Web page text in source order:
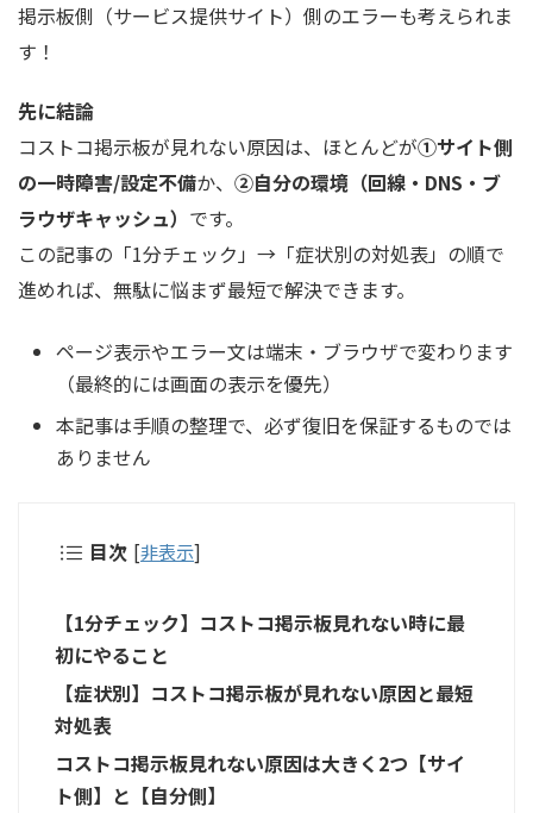
掲示板側（サービス提供サイト）側のエラーも考えられま
す！
先に結論
コストコ掲示板が見れない原因は、ほとんどが①サイト側
の一時障害/設定不備か、 ②自分の環境（回線・DNS・ブ
ラウザキャッシュ） です。
この記事の「1分チェック」→「症状別の対処表」の順で
進めれば、無駄に悩まず最短で解決できます。
ページ表示やエラー文は端末・ブラウザで変わります
（最終的には画面の表示を優先）
本記事は手順の整理で、必ず復旧を保証するものでは
ありません
目次 [非表示]
【1分チェック】コストコ掲示板見れない時に最
初にやること
【症状別】コストコ掲示板が見れない原因と最短
対処表
コストコ掲示板見れない原因は大きく2つ【サイ
ト側】と【自分側】